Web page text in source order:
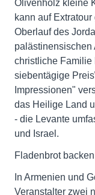
Olivenholz kleine
kann auf
Oberlauf des
palästinensischen
christliche Familie
siebentägige
Impressionen"
das Heilige Land
- die Levante
und Israel.
Fladenbrot
In Armenien und
Veranstalter zwei